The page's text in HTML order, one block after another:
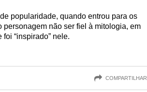
popularidade, quando entrou para os
não ser fiel à mitologia, em
“inspirado” nele.
COMPARTILHAR